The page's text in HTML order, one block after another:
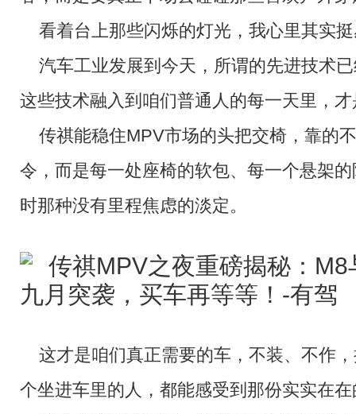
看着台上那些闪烁的灯光，我心里其实
汽车工业发展到今天，所谓的先进技术
这些技术融入到咱们普通人的每一天里，
传祺能稳住MPV市场的头把交椅，靠的
令，而是每一处座椅的软包、每一个悬架
时那种没有里程焦虑的淡定。
这才是咱们真正需要的车，不装、不作
个坐进车里的人，都能感受到那份实实在